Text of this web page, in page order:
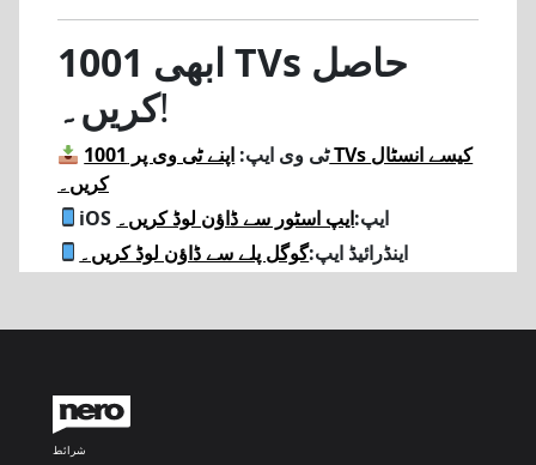
ابھی 1001 TVs حاصل
کریں۔!
ٹی وی ایپ:
اپنے ٹی وی پر 1001 TVs کیسے انسٹال
کریں۔
iOS ایپ:ایپ اسٹور سے ڈاؤن لوڈ کریں۔
اینڈرائیڈ ایپ:گوگل پلے سے ڈاؤن لوڈ کریں۔
شرائط